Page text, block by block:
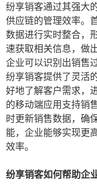
纷享销客通过其强大
供应链的管理效率。
数据进行实时整合，
速获取相关信息，做
企业可以识别出销售
纷享销客提供了灵活
好地了解客户需求，
的移动端应用支持销
时更新销售数据，确
能，企业能够实现更
效率。
纷享销客如何帮助企